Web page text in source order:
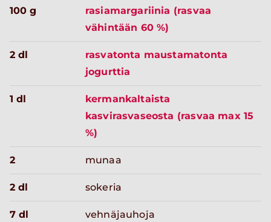
100 g
rasiamargariinia (rasvaa
vähintään 60 %)
2 dl
rasvatonta maustamatonta
jogurttia
1 dl
kermankaltaista
kasvirasvaseosta (rasvaa max 15
%)
2 munaa
2 dl sokeria
7 dl vehnäjauhoja